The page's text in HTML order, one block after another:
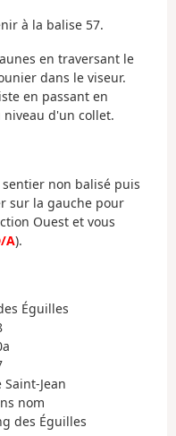
à la balise 57.
en traversant le
dans le viseur.
en passant en
d'un collet.
non balisé puis
sur la gauche pour
Ouest et vous
A).
Éguilles
Jean
nom
des Éguilles